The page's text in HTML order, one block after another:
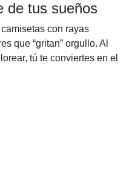
de tus sueños
con rayas
que “gritan” orgullo. Al
tú te conviertes en el